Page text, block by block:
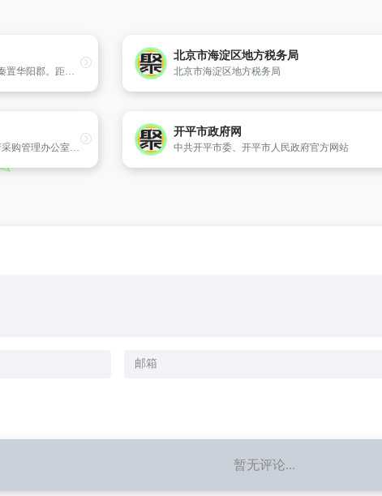
洛南地处华山之南,周设华阳池,秦置华阳郡。距西安108公里。东与河南卢氏、灵宝毗连。西与华县、蓝田接壤。南与丹凤、商州交界。北与华阴、潼关为邻。陕西东南门户。全县辖19个镇,1个工业园区管委会,381个村（居）委会,面积2830平方公里,人口46.1万。
北京市海淀区地方税务局
北京市海淀区地方税务局
浙江政府采购网站由浙江省政府采购管理办公室和浙江政府采购中心主办,为政府采购活动提供技术支撑平台,以政府采购信息发布、网上办事、网上采购为主要功能,兼具电子政务,项目管理,行业管理等诸多功能的门户网站。其中,采购办和采购单位的采购计划审批、预算执行、资金申拨和支付等业务功能由财政内网采购信
开平市政府网
中共开平市委、开平市人民政府官方网站
暂无评论...